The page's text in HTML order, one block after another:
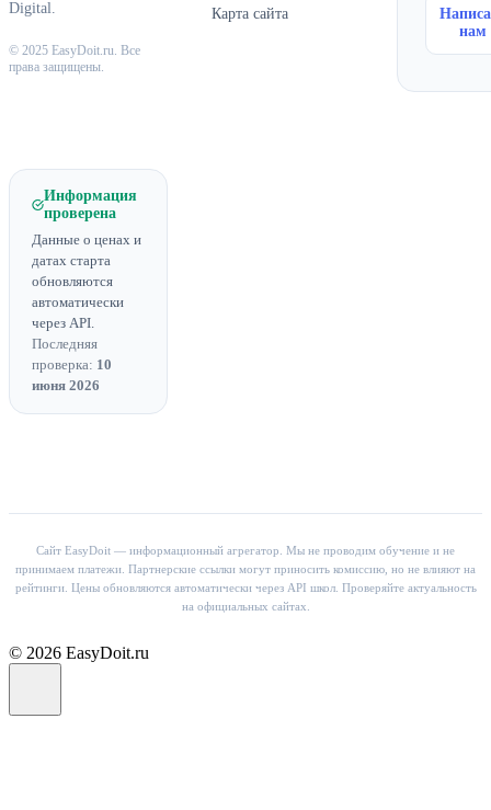
Digital.
© 2025 EasyDoit.ru. Все
права защищены.
Карта сайта
нам
Информация
проверена
Данные о ценах и
датах старта
обновляются
автоматически
через API.
Последняя
проверка: 10
июня 2026
Сайт EasyDoit — информационный агрегатор. Мы не проводим обучение и не
принимаем платежи. Партнерские ссылки могут приносить комиссию, но не влияют на
рейтинги. Цены обновляются автоматически через API школ. Проверяйте актуальность
на официальных сайтах.
© 2026 EasyDoit.ru